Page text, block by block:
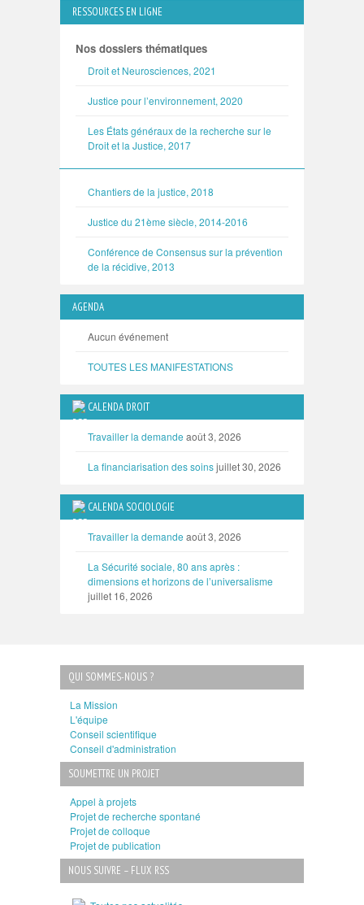
RESSOURCES EN LIGNE
Nos dossiers thématiques
Droit et Neurosciences, 2021
Justice pour l’environnement, 2020
Les États généraux de la recherche sur le
Droit et la Justice, 2017
Chantiers de la justice, 2018
Justice du 21ème siècle, 2014-2016
Conférence de Consensus sur la prévention
de la récidive, 2013
AGENDA
Aucun événement
TOUTES LES MANIFESTATIONS
CALENDA DROIT
Travailler la demande août 3, 2026
La financiarisation des soinsjuillet 30, 2026
CALENDA SOCIOLOGIE
Travailler la demande août 3, 2026
La Sécurité sociale, 80 ans après :
dimensions et horizons de l’universalisme
juillet 16, 2026
QUI SOMMES-NOUS ?
La Mission
L'équipe
Conseil scientifique
Conseil d'administration
SOUMETTRE UN PROJET
Appel à projets
Projet de recherche spontané
Projet de colloque
Projet de publication
NOUS SUIVRE – FLUX RSS